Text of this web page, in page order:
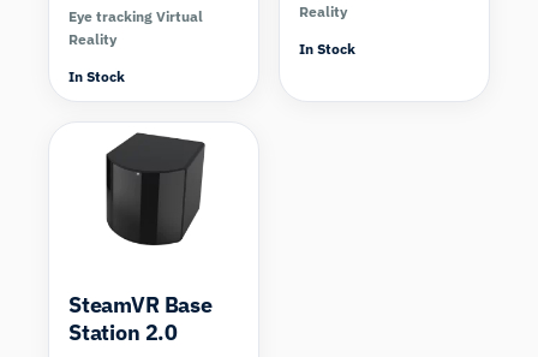
Eye tracking Virtual
Reality
In Stock
Reality
In Stock
SteamVR Base
Station 2.0